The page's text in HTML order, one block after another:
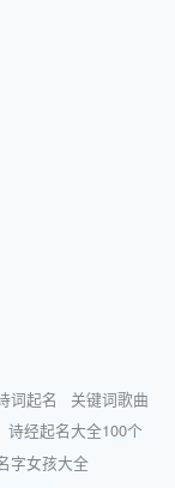
词起名
关键词歌曲
诗经起名大全100个
字女孩大全